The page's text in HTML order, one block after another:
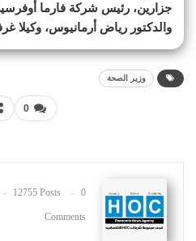
جزارين، رئيس شركة فارما
والدكتور رياض أرمانيوس، وكيلا
وزير الصحة
0
12755 Posts 0
Comments